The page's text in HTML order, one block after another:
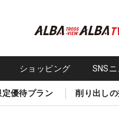
ショッピング SNS
定優待プラン 削り出し